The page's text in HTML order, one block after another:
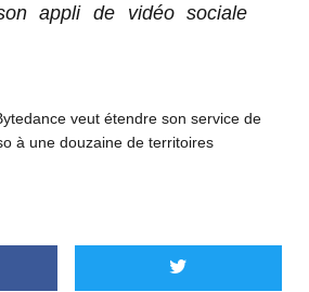
appli de vidéo sociale
veut étendre son service de
à une douzaine de territoires